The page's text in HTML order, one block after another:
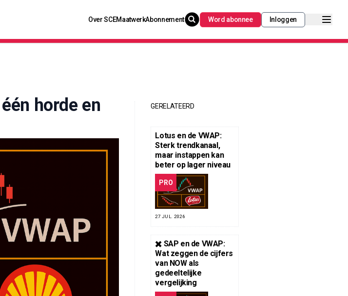
Over SCEMaatwerkAbonnement Word abonnee Inloggen
horde en
GERELATEERD
Lotus en de VWAP:
Sterk trendkanaal,
maar instappen kan
beter op lager niveau
PRO
27 JUL. 2026
✖️ SAP en de VWAP:
Wat zeggen de cijfers
van NOW als
gedeeltelijke
vergelijking